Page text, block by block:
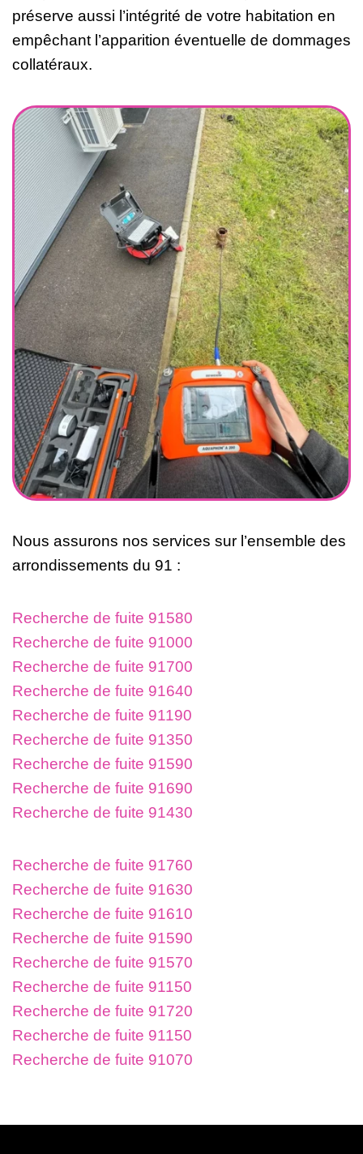
préserve aussi l’intégrité de votre habitation en
empêchant l’apparition éventuelle de dommages
collatéraux.
Nous assurons nos services sur l’ensemble des
arrondissements du 91 :
Recherche de fuite 91580
Recherche de fuite 91000
Recherche de fuite 91700
Recherche de fuite 91640
Recherche de fuite 91190
Recherche de fuite 91350
Recherche de fuite 91590
Recherche de fuite 91690
Recherche de fuite 91430
Recherche de fuite 91760
Recherche de fuite 91630
Recherche de fuite 91610
Recherche de fuite 91590
Recherche de fuite 91570
Recherche de fuite 91150
Recherche de fuite 91720
Recherche de fuite 91150
Recherche de fuite 91070